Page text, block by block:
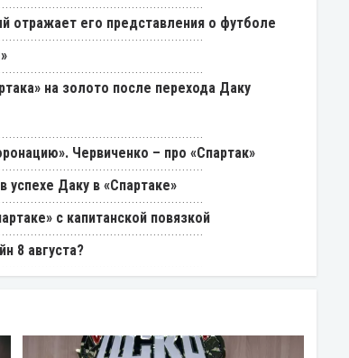
отражает его представления о футболе
на золото после перехода Даку
Червиченко – про «Спартак»
успехе Даку в «Спартаке»
с капитанской повязкой
8 августа?